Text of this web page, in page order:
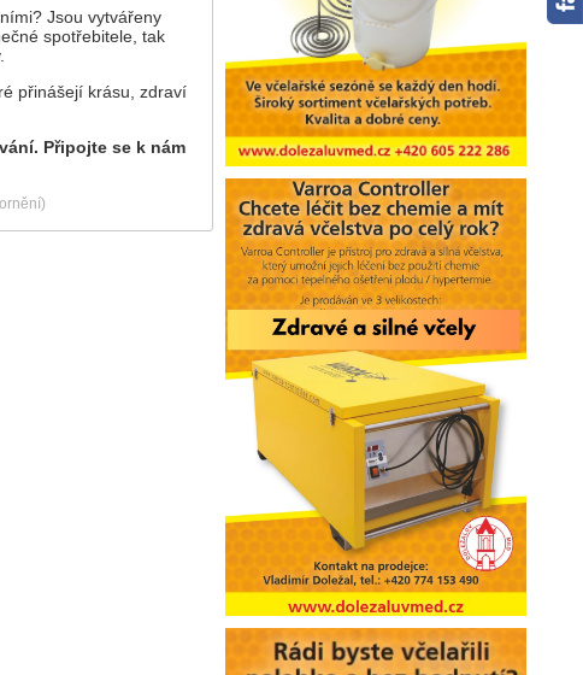
Jsou vytvářeny
spotřebitele, tak
přinášejí krásu, zdraví
Připojte se k nám